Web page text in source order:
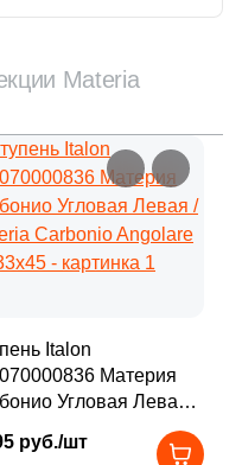
Materia
Italon
Материя
Угловая Левая /
Carbonio Angolare
руб./шт